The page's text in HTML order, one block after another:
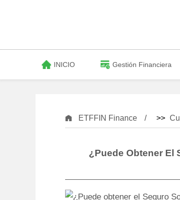
INICIO Gestión Financiera
ETFFIN Finance >>
¿Puede Obtener El